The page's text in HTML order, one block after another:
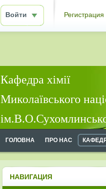
Войти Регистрация
Кафедра хімії
Миколаївського
ГОЛОВНА ПРО НАС
НАВИГАЦИЯ